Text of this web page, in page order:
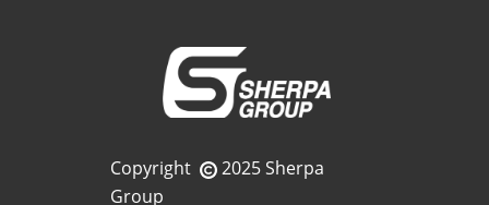
Copyright
2025 Sherpa
Group